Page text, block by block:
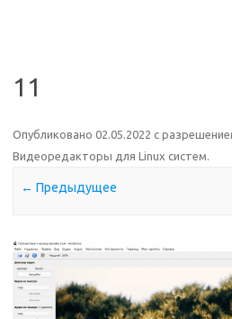
11
Опубликовано 02.05.2022 с
Видеоредакторы для Linux систем.
← Предыдущее